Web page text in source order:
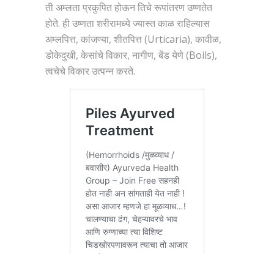
ती अम्लता प्रकुपित होऊन तिचे रूपांतरण उष्णतेत
होते. ही उष्णता शरीरामध्ये ज्यास्त काळ राहिल्यास
अम्लपित्त, कांजण्या, शीतपित्त (Urticaria), कावीळ,
डोकेदुखी, केसांचे विकार, नागीण, बेंड येणे (Boils),
त्वचेचे विकार उत्पन्न करते.